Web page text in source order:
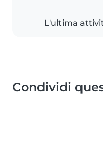
L'ultima
Condividi